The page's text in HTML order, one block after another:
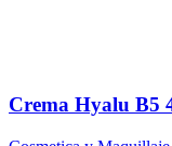
Crema Hyalu B5